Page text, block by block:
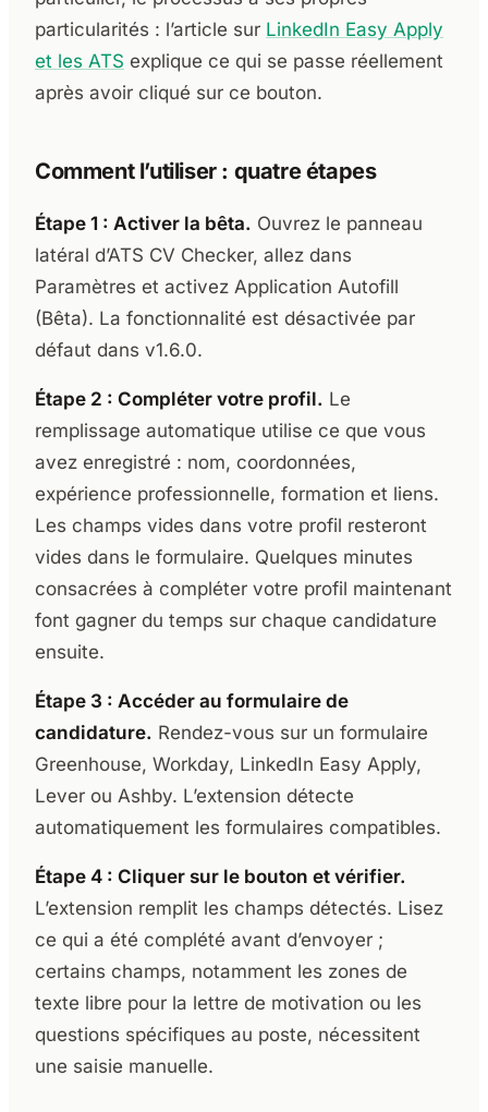
particularités : l’article sur LinkedIn Easy Apply
et les ATS explique ce qui se passe réellement
après avoir cliqué sur ce bouton.
Comment l’utiliser : quatre étapes
Étape 1 : Activer la bêta. Ouvrez le panneau
latéral d’ATS CV Checker, allez dans
Paramètres et activez Application Autofill
(Bêta). La fonctionnalité est désactivée par
défaut dans v1.6.0.
Étape 2 : Compléter votre profil. Le
remplissage automatique utilise ce que vous
avez enregistré : nom, coordonnées,
expérience professionnelle, formation et liens.
Les champs vides dans votre profil resteront
vides dans le formulaire. Quelques minutes
consacrées à compléter votre profil maintenant
font gagner du temps sur chaque candidature
ensuite.
Étape 3 : Accéder au formulaire de
candidature. Rendez-vous sur un formulaire
Greenhouse, Workday, LinkedIn Easy Apply,
Lever ou Ashby. L’extension détecte
automatiquement les formulaires compatibles.
Étape 4 : Cliquer sur le bouton et vérifier.
L’extension remplit les champs détectés. Lisez
ce qui a été complété avant d’envoyer ;
certains champs, notamment les zones de
texte libre pour la lettre de motivation ou les
questions spécifiques au poste, nécessitent
une saisie manuelle.